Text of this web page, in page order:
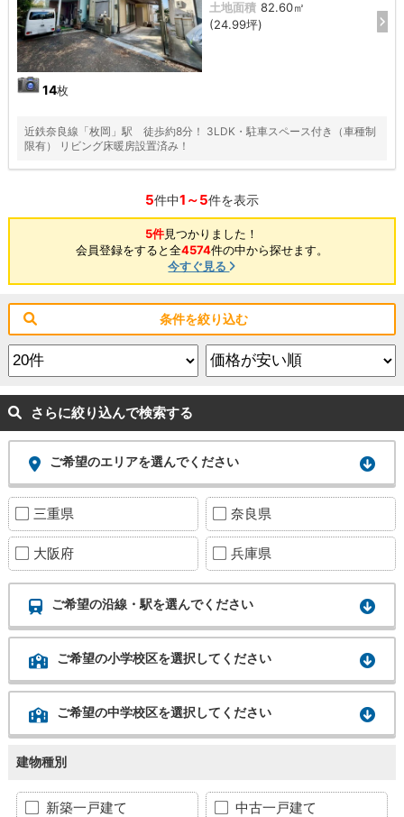
14枚
土地面積 82.60㎡
(24.99坪)
近鉄奈良線「枚岡」駅 徒歩約8分！ 3LDK・駐車スペース付き（車種制
限有） リビング床暖房設置済み！
5件中1～5件を表示
5件見つかりました！
会員登録をすると全4574件の中から探せます。
今すぐ見る
条件を絞り込む
さらに絞り込んで検索する
ご希望のエリアを選んでください
三重県 奈良県
大阪府 兵庫県
ご希望の沿線・駅を選んでください
ご希望の小学校区を選択してください
ご希望の中学校区を選択してください
建物種別
新築一戸建て 中古一戸建て